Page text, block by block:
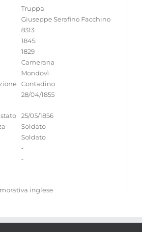
Truppa
Giuseppe Serafino Facchino
8313
1845
1829
Camerana
Mondovì
Contadino
28/04/1855
25/05/1856
Soldato
Soldato
-
-
inglese